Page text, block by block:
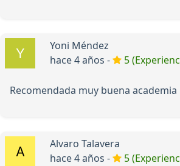
Yoni Méndez
hace 4 años -
5
Recomendada muy buena academia
Alvaro Talavera
hace 4 años -
5